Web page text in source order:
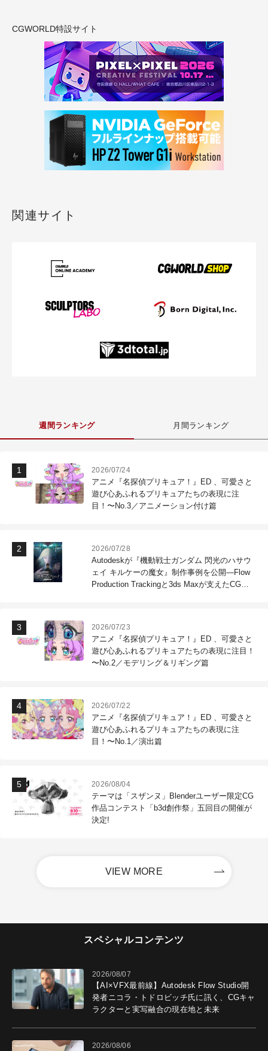
CGWORLD特設サイト
関連サイト
週間ランキング 月間ランキング
2026/07/24
アニメ『名探偵プリキュア！』ED 、可愛さと
遊び心あふれるプリキュアたちの表現に注
目！〜No.3／アニメーション付け篇
2026/07/28
Autodeskが『機動戦士ガンダム 閃光のハサウ
ェイ キルケーの魔女』制作事例を公開―Flow
Production Trackingと3ds Maxが支えたCG制
2026/07/23
アニメ『名探偵プリキュア！』ED 、可愛さと
遊び心あふれるプリキュアたちの表現に注目！
〜No.2／モデリング＆リギング篇
2026/07/22
アニメ『名探偵プリキュア！』ED 、可愛さと
遊び心あふれるプリキュアたちの表現に注
目！〜No.1／演出篇
2026/08/04
テーマは「スザンヌ」Blenderユーザー限定CG
作品コンテスト「b3d創作祭」五回目の開催が
決定!
VIEW MORE
スペシャルコンテンツ
2026/08/07
【AI×VFX最前線】Autodesk Flow Studio開
発者ニコラ・トドロビッチ氏に訊く、CGキャ
ラクターと実写融合の現在地と未来
2026/08/06